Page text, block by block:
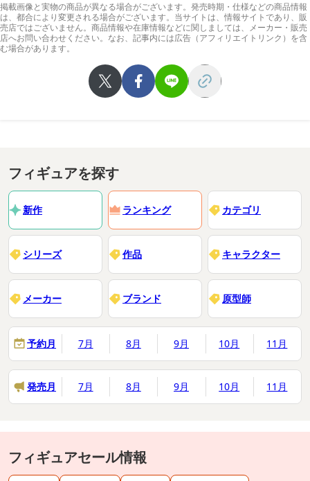
掲載画像と実物の商品が異なる場合がございます。発売時期・仕様などの商品情報
は、都合により変更される場合がございます。当サイトは、情報サイトであり、販
売店ではございません。商品情報や在庫情報などに関しましては、メーカー・販売
店へお問い合わせください。なお、記事内には広告（アフィリエイトリンク）を含
む場合があります。
フィギュアを探す
新作 ランキング カテゴリ
シリーズ 作品 キャラクター
メーカー ブランド 原型師
予約月 7月 8月 9月 10月 11月
発売月 7月 8月 9月 10月 11月
フィギュアセール情報